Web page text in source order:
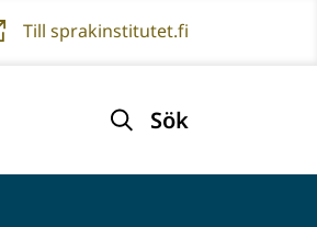
Till sprakinstitutet.fi
Sök